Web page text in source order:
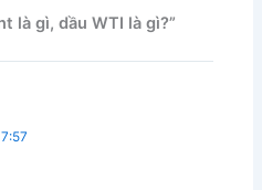
là gì, dầu WTI là gì?”